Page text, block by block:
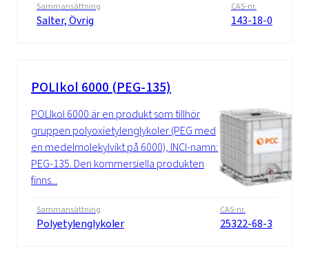
Sammansättning
Salter, Övrig
CAS-nr.
143-18-0
POLIkol 6000 (PEG-135)
POLIkol 6000 är en produkt som tillhör
gruppen polyoxietylenglykoler (PEG med
en medelmolekylvikt på 6000), INCI-namn:
PEG-135. Den kommersiella produkten
finns...
Sammansättning
Polyetylenglykoler
CAS-nr.
25322-68-3